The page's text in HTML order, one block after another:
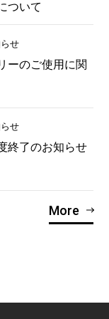
ついて
せ
ーのご使用に関
せ
終了のお知らせ
More